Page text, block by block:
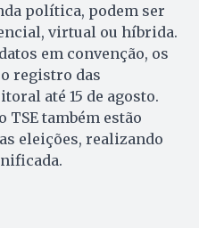
política, podem ser
virtual ou híbrida.
em convenção, os
registro das
até 15 de agosto.
TSE também estão
eleições, realizando